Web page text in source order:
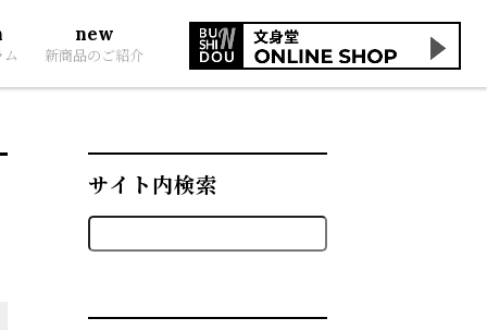
new
新商品のご紹介
サイト内検索